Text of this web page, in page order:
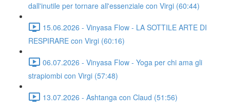
dall'inutile per tornare all'essenziale con Virgi (60:44)
15.06.2026 - Vinyasa Flow - LA SOTTILE ARTE DI
RESPIRARE con Virgi (60:16)
06.07.2026 - Vinyasa Flow - Yoga per chi ama gli
strapiombi con Virgi (57:48)
13.07.2026 - Ashtanga con Claud (51:56)